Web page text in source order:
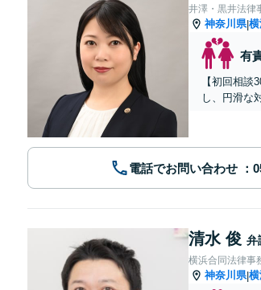
井澤・黒井法律
神奈川県|
有
【初回相
し、円滑な
電話でお問い合わせ
清水 俊 弁
横浜合同法律事
神奈川県|